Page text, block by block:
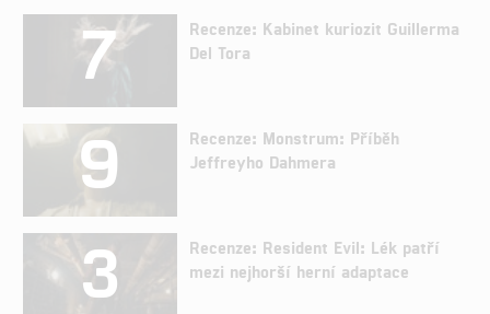
7
Recenze: Kabinet kuriozit Guillerma
Del Tora
9
Recenze: Monstrum: Příběh
Jeffreyho Dahmera
3
Recenze: Resident Evil: Lék patří
mezi nejhorší herní adaptace